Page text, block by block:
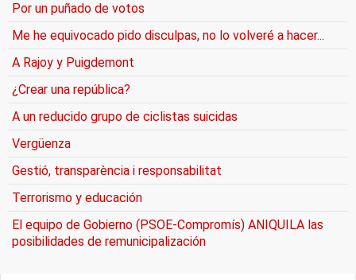
Por un puñado de votos
Me he equivocado pido disculpas, no lo volveré a hacer...
A Rajoy y Puigdemont
¿Crear una república?
A un reducido grupo de ciclistas suicidas
Vergüenza
Gestió, transparència i responsabilitat
Terrorismo y educación
El equipo de Gobierno (PSOE-Compromís) ANIQUILA las
posibilidades de remunicipalización